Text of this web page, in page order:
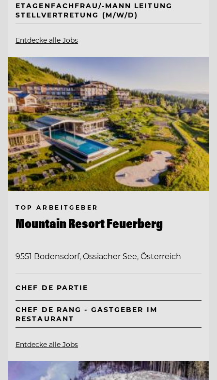
ETAGENFACHFRAU/-MANN LEITUNG
STELLVERTRETUNG (M/W/D)
Entdecke alle Jobs
TOP ARBEITGEBER
Mountain Resort Feuerberg
9551 Bodensdorf, Ossiacher See, Österreich
CHEF DE PARTIE
CHEF DE RANG - GASTGEBER IM
RESTAURANT
Entdecke alle Jobs